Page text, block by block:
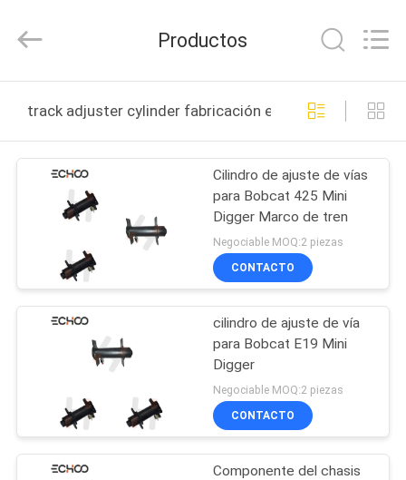
PRODUCTOS
SOBRE
NOSOTROS
VIAJE
FÁBRICA
CONTROL
Corporation.
Productos
track adjuster cylinder fabricación en línea
Cilindro de ajuste de vías
para Bobcat 425 Mini
Digger Marco de tren
Negociable MOQ:2 piezas
CONTACTO
cilindro de ajuste de vía
para Bobcat E19 Mini
Digger
Negociable MOQ:2 piezas
CONTACTO
Componente del chasis